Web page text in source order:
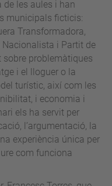
les aules i han
municipals ficticis:
Transformadora,
Nacionalista i Partit de
sobre problemàtiques
i el lloguer o la
turístic, així com les
i economia i
els ha servit per
l’argumentació, la
experiència única per
com funciona